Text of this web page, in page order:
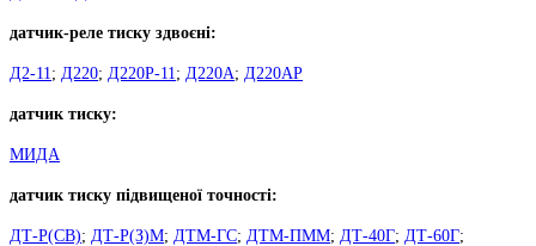
датчик-реле тиску здвоєні:
Д2-11 ; Д220; Д220Р-11 ; Д220А; Д220АР
датчик тиску:
МИДА
датчик тиску підвищеної точності:
ДТ-Р(СВ); ДТ-Р(З)М; ДТМ-ГС; ДТМ-ПММ; ДТ-40Г; ДТ-60Г;